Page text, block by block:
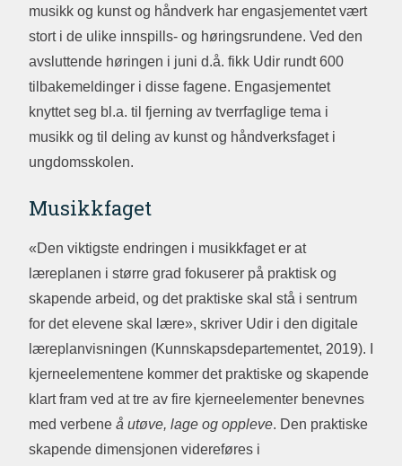
musikk og kunst og håndverk har engasjementet vært
stort i de ulike innspills- og høringsrundene. Ved den
avsluttende høringen i juni d.å. fikk Udir rundt 600
tilbakemeldinger i disse fagene. Engasjementet
knyttet seg bl.a. til fjerning av tverrfaglige tema i
musikk og til deling av kunst og håndverksfaget i
ungdomsskolen.
Musikkfaget
«Den viktigste endringen i musikkfaget er at
læreplanen i større grad fokuserer på praktisk og
skapende arbeid, og det praktiske skal stå i sentrum
for det elevene skal lære», skriver Udir i den digitale
læreplanvisningen (Kunnskapsdepartementet, 2019). I
kjerneelementene kommer det praktiske og skapende
klart fram ved at tre av fire kjerneelementer benevnes
med verbene å utøve, lage og oppleve. Den praktiske
skapende dimensjonen videreføres i